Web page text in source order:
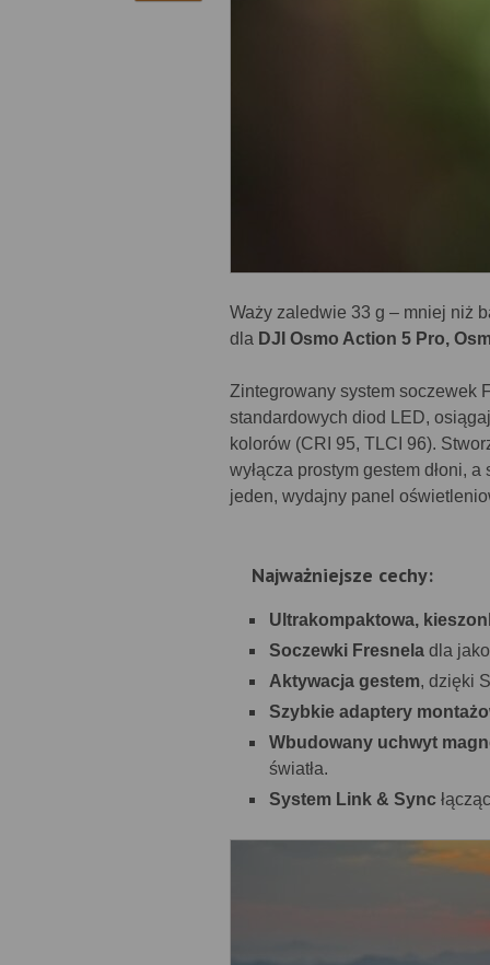
Waży zaledwie 33 g – mniej niż
dla DJI Osmo Action 5 Pro,
Zintegrowany system soczewek
standardowych diod LED,
kolorów (CRI 95, TLCI 96).
wyłącza prostym gestem dłoni,
jeden, wydajny panel
Najważniejsze cechy:
Ultrakompaktowa,
Soczewki Fresnela dla
Aktywacja gestem, dzięki
Szybkie adaptery
Wbudowany uchwyt
światła.
System Link & Sync